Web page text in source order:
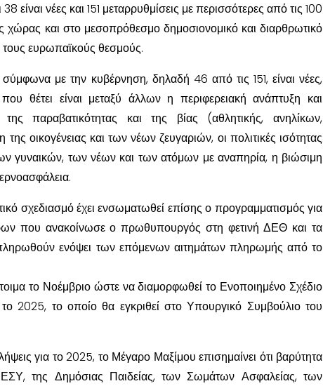
είναι νέες και 151 μεταρρυθμίσεις με περισσότερες από τις 100
χώρας και στο μεσοπρόθεσμο δημοσιονομικό και διαρθρωτικό
ευρωπαϊκούς θεσμούς.
με την κυβέρνηση, δηλαδή 46 από τις 151, είναι νέες,
που θέτει είναι μεταξύ άλλων η περιφερειακή ανάπτυξη και
παραβατικότητας και της βίας (αθλητικής, ανηλίκων,
της οικογένειας και των νέων ζευγαριών, οι πολιτικές ισότητας
γυναικών, των νέων και των ατόμων με αναπηρία, η βιώσιμη
σχεδιασμό έχει ενσωματωθεί επίσης ο προγραμματισμός για
που ανακοίνωσε ο πρωθυπουργός στη φετινή ΔΕΘ και τα
ενόψει των επόμενων αιτημάτων πληρωμής από το
το Νοέμβριο ώστε να διαμορφωθεί το Ενοποιημένο Σχέδιο
το 2025, το οποίο θα εγκριθεί στο Υπουργικό Συμβούλιο του
για το 2025, το Μέγαρο Μαξίμου επισημαίνει ότι βαρύτητα
ΕΣΥ, της Δημόσιας Παιδείας, των Σωμάτων Ασφαλείας, των